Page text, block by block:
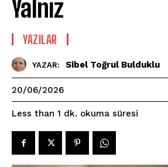
Yalnız
YAZILAR
YAZAR: Sibel Toğrul Bulduklu
20/06/2026
Less than 1 dk. okuma süresi